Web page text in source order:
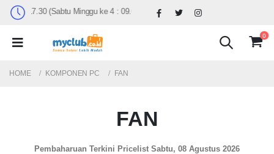
- 17.30 (Sabtu Minggu ke 4 : 09.00 - 14.30)
0
HOME KOMPONEN PC FAN
FAN
Pembaharuan Terkini Pricelist Sabtu, 08 Agustus 2026